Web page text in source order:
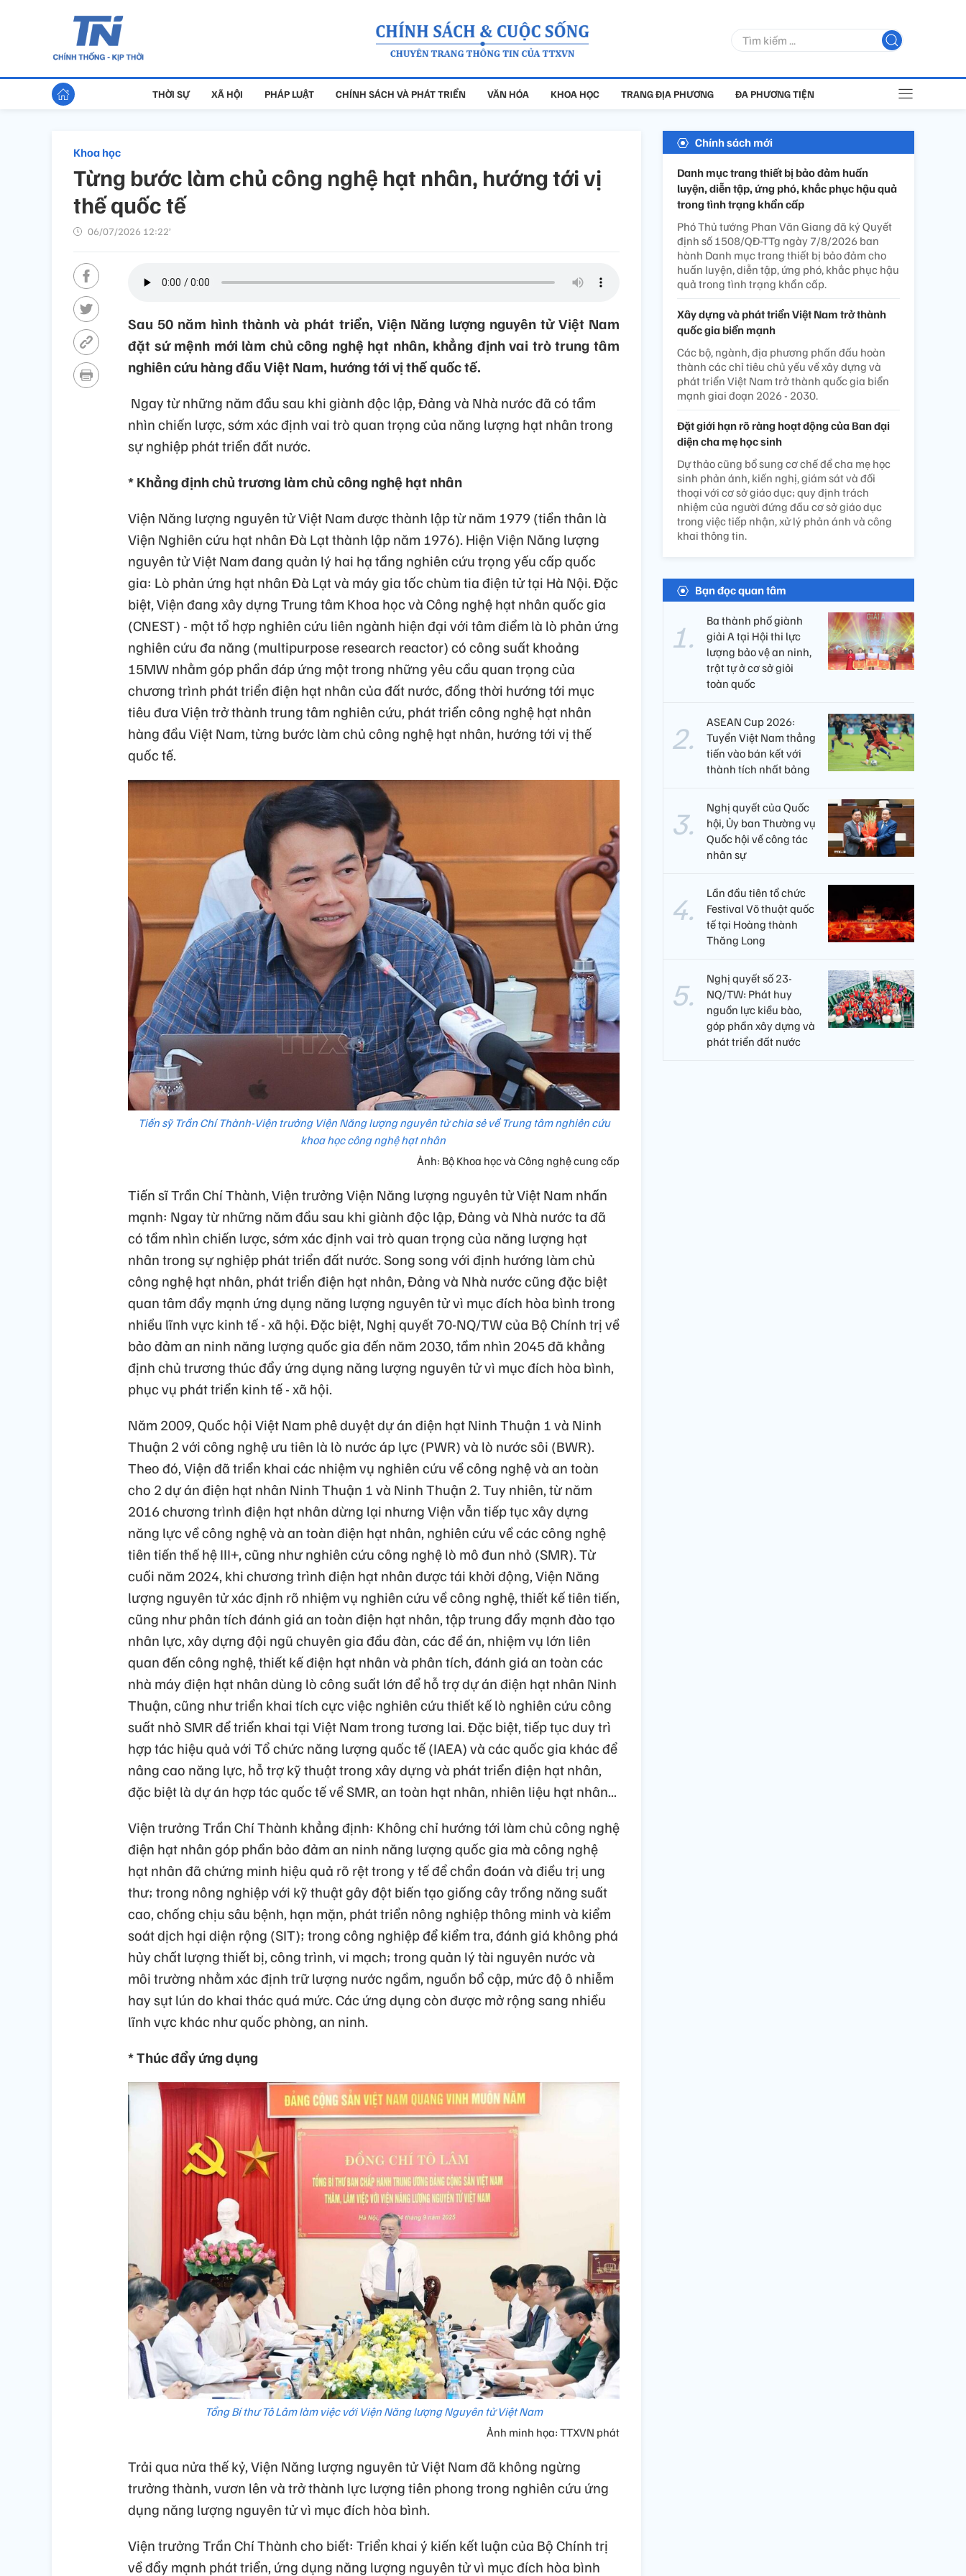
THỜI SỰ XÃ HỘI PHÁP LUẬT CHÍNH SÁCH VÀ PHÁT TRIỂN VĂN HÓA KHOA HỌC TRANG ĐỊA PHƯƠNG ĐA PHƯƠNG TIỆN
Khoa học
Từng bước làm chủ công nghệ hạt nhân, hướng tới vị
thế quốc tế
06/07/2026 12:22’
Sau 50 năm hình thành và phát triển, Viện Năng lượng nguyên tử Việt Nam
đặt sứ mệnh mới làm chủ công nghệ hạt nhân, khẳng định vai trò trung tâm
nghiên cứu hàng đầu Việt Nam, hướng tới vị thế quốc tế.
Ngay từ những năm đầu sau khi giành độc lập, Đảng và Nhà nước đã có tầm
nhìn chiến lược, sớm xác định vai trò quan trọng của năng lượng hạt nhân trong
sự nghiệp phát triển đất nước.
* Khẳng định chủ trương làm chủ công nghệ hạt nhân
Viện Năng lượng nguyên tử Việt Nam được thành lập từ năm 1979 (tiền thân là
Viện Nghiên cứu hạt nhân Đà Lạt thành lập năm 1976). Hiện Viện Năng lượng
nguyên tử Việt Nam đang quản lý hai hạ tầng nghiên cứu trọng yếu cấp quốc
gia: Lò phản ứng hạt nhân Đà Lạt và máy gia tốc chùm tia điện tử tại Hà Nội. Đặc
biệt, Viện đang xây dựng Trung tâm Khoa học và Công nghệ hạt nhân quốc gia
(CNEST) - một tổ hợp nghiên cứu liên ngành hiện đại với tâm điểm là lò phản ứng
nghiên cứu đa năng (multipurpose research reactor) có công suất khoảng
15MW nhằm góp phần đáp ứng một trong những yêu cầu quan trọng của
chương trình phát triển điện hạt nhân của đất nước, đồng thời hướng tới mục
tiêu đưa Viện trở thành trung tâm nghiên cứu, phát triển công nghệ hạt nhân
hàng đầu Việt Nam, từng bước làm chủ công nghệ hạt nhân, hướng tới vị thế
quốc tế.
Tiến sỹ Trần Chí Thành-Viện trưởng Viện Năng lượng nguyên tử chia sẻ về Trung tâm nghiên cứu
khoa học công nghệ hạt nhân
Ảnh: Bộ Khoa học và Công nghệ cung cấp
Tiến sĩ Trần Chí Thành, Viện trưởng Viện Năng lượng nguyên tử Việt Nam nhấn
mạnh: Ngay từ những năm đầu sau khi giành độc lập, Đảng và Nhà nước ta đã
có tầm nhìn chiến lược, sớm xác định vai trò quan trọng của năng lượng hạt
nhân trong sự nghiệp phát triển đất nước. Song song với định hướng làm chủ
công nghệ hạt nhân, phát triển điện hạt nhân, Đảng và Nhà nước cũng đặc biệt
quan tâm đẩy mạnh ứng dụng năng lượng nguyên tử vì mục đích hòa bình trong
nhiều lĩnh vực kinh tế - xã hội. Đặc biệt, Nghị quyết 70-NQ/TW của Bộ Chính trị về
bảo đảm an ninh năng lượng quốc gia đến năm 2030, tầm nhìn 2045 đã khẳng
định chủ trương thúc đẩy ứng dụng năng lượng nguyên tử vì mục đích hòa bình,
phục vụ phát triển kinh tế - xã hội.
Năm 2009, Quốc hội Việt Nam phê duyệt dự án điện hạt Ninh Thuận 1 và Ninh
Thuận 2 với công nghệ ưu tiên là lò nước áp lực (PWR) và lò nước sôi (BWR).
Theo đó, Viện đã triển khai các nhiệm vụ nghiên cứu về công nghệ và an toàn
cho 2 dự án điện hạt nhân Ninh Thuận 1 và Ninh Thuận 2. Tuy nhiên, từ năm
2016 chương trình điện hạt nhân dừng lại nhưng Viện vẫn tiếp tục xây dựng
năng lực về công nghệ và an toàn điện hạt nhân, nghiên cứu về các công nghệ
tiên tiến thế hệ III+, cũng như nghiên cứu công nghệ lò mô đun nhỏ (SMR). Từ
cuối năm 2024, khi chương trình điện hạt nhân được tái khởi động, Viện Năng
lượng nguyên tử xác định rõ nhiệm vụ nghiên cứu về công nghệ, thiết kế tiên tiến,
cũng như phân tích đánh giá an toàn điện hạt nhân, tập trung đẩy mạnh đào tạo
nhân lực, xây dựng đội ngũ chuyên gia đầu đàn, các đề án, nhiệm vụ lớn liên
quan đến công nghệ, thiết kế điện hạt nhân và phân tích, đánh giá an toàn các
nhà máy điện hạt nhân dùng lò công suất lớn để hỗ trợ dự án điện hạt nhân Ninh
Thuận, cũng như triển khai tích cực việc nghiên cứu thiết kế lò nghiên cứu công
suất nhỏ SMR để triển khai tại Việt Nam trong tương lai. Đặc biệt, tiếp tục duy trì
hợp tác hiệu quả với Tổ chức năng lượng quốc tế (IAEA) và các quốc gia khác để
nâng cao năng lực, hỗ trợ kỹ thuật trong xây dựng và phát triển điện hạt nhân,
đặc biệt là dự án hợp tác quốc tế về SMR, an toàn hạt nhân, nhiên liệu hạt nhân...
Viện trưởng Trần Chí Thành khẳng định: Không chỉ hướng tới làm chủ công nghệ
điện hạt nhân góp phần bảo đảm an ninh năng lượng quốc gia mà công nghệ
hạt nhân đã chứng minh hiệu quả rõ rệt trong y tế để chẩn đoán và điều trị ung
thư; trong nông nghiệp với kỹ thuật gây đột biến tạo giống cây trồng năng suất
cao, chống chịu sâu bệnh, hạn mặn, phát triển nông nghiệp thông minh và kiểm
soát dịch hại diện rộng (SIT); trong công nghiệp để kiểm tra, đánh giá không phá
hủy chất lượng thiết bị, công trình, vi mạch; trong quản lý tài nguyên nước và
môi trường nhằm xác định trữ lượng nước ngầm, nguồn bổ cập, mức độ ô nhiễm
hay sụt lún do khai thác quá mức. Các ứng dụng còn được mở rộng sang nhiều
lĩnh vực khác như quốc phòng, an ninh.
* Thúc đẩy ứng dụng
Tổng Bí thư Tô Lâm làm việc với Viện Năng lượng Nguyên tử Việt Nam
Ảnh minh họa: TTXVN phát
Trải qua nửa thế kỷ, Viện Năng lượng nguyên tử Việt Nam đã không ngừng
trưởng thành, vươn lên và trở thành lực lượng tiên phong trong nghiên cứu ứng
dụng năng lượng nguyên tử vì mục đích hòa bình.
Viện trưởng Trần Chí Thành cho biết: Triển khai ý kiến kết luận của Bộ Chính trị
về đẩy mạnh phát triển, ứng dụng năng lượng nguyên tử vì mục đích hòa bình
Chính sách mới
Danh mục trang thiết bị bảo đảm huấn
luyện, diễn tập, ứng phó, khắc phục hậu quả
trong tình trạng khẩn cấp
Phó Thủ tướng Phan Văn Giang đã ký Quyết
định số 1508/QĐ-TTg ngày 7/8/2026 ban
hành Danh mục trang thiết bị bảo đảm cho
huấn luyện, diễn tập, ứng phó, khắc phục hậu
quả trong tình trạng khẩn cấp.
Xây dựng và phát triển Việt Nam trở thành
quốc gia biển mạnh
Các bộ, ngành, địa phương phấn đấu hoàn
thành các chỉ tiêu chủ yếu về xây dựng và
phát triển Việt Nam trở thành quốc gia biển
mạnh giai đoạn 2026 - 2030.
Đặt giới hạn rõ ràng hoạt động của Ban đại
diện cha mẹ học sinh
Dự thảo cũng bổ sung cơ chế để cha mẹ học
sinh phản ánh, kiến nghị, giám sát và đối
thoại với cơ sở giáo dục; quy định trách
nhiệm của người đứng đầu cơ sở giáo dục
trong việc tiếp nhận, xử lý phản ánh và công
khai thông tin.
Bạn đọc quan tâm
Ba thành phố giành
giải A tại Hội thi lực
lượng bảo vệ an ninh,
trật tự ở cơ sở giỏi
toàn quốc
ASEAN Cup 2026:
Tuyển Việt Nam thẳng
tiến vào bán kết với
thành tích nhất bảng
Nghị quyết của Quốc
hội, Ủy ban Thường vụ
Quốc hội về công tác
nhân sự
Lần đầu tiên tổ chức
Festival Võ thuật quốc
tế tại Hoàng thành
Thăng Long
Nghị quyết số 23-
NQ/TW: Phát huy
nguồn lực kiều bào,
góp phần xây dựng và
phát triển đất nước